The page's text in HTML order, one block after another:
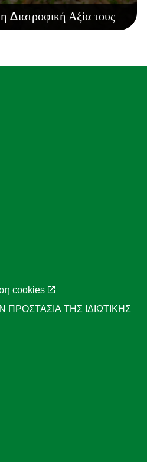
Διατροφική Αξία τους
cookies
ΠΡΟΣΤΑΣΙΑ ΤΗΣ ΙΔΙΩΤΙΚΗΣ